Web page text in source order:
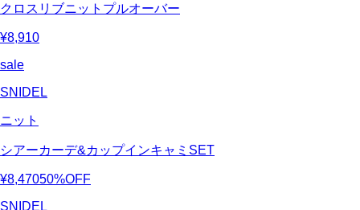
クロスリブニットプルオーバー
¥8,910
sale
SNIDEL
ニット
シアーカーデ&カップインキャミSET
¥8,47050%OFF
SNIDEL